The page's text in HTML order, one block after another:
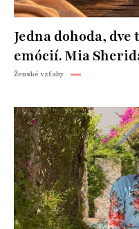
Jedna dohoda,
emócií. Mia
Ženské vzťahy